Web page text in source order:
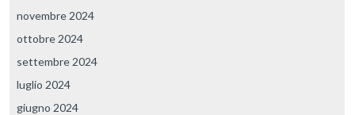
novembre 2024
ottobre 2024
settembre 2024
luglio 2024
giugno 2024